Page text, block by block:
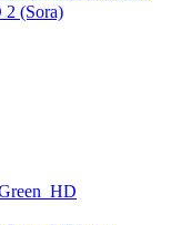
(Sora)